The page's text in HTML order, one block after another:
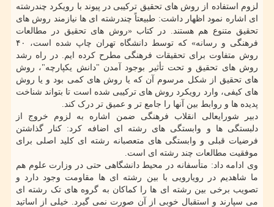
لزوم استفاده از روش های تحقیق ترکیبی در پیوند با رویکرد چندرشته
ای اشاره نمود اظهار داشت: طبیعتاً چندرشته ای ها نیازمند روش های
تحقیق متنوع هم هستند. در کتاب «روش های تحقیق در مطالعات
فرهنگی و رسانه» که توسط دانشگاه تهران چاپ شده است، ۴۰
روش متفاوت برای تحقیقات فرهنگی مطرح کرده ایم. در راه رشد
روش های تحقیق و تحت تأثیر بوجود آمدن "دانش یکپارچه"، روش
های تحقیق از شکل مرسوم آن که یا روش های کمی بود و یا روش
های کیفی، وارد رویکرد روش های ترکیبی شده است تا بتواند شناخت
پدیده ها و روابط بین آنها را جامع تر و عمیق تر درک کند.
دبیر شورایعالی انقلاب فرهنگی ضمن اشاره به لزوم خروج از
دلبستگی ها و وابستگی های رشته ای اضافه کرد: کنار گذاشتن
فرضیات قبلی و وابستگی های متعصبانه رشته ای کلید اصلی برای
موفقیت مطالعات چند رشته ای است.
وی ادامه داد: متأسفانه در محیط دانشگاهی حتی در وزارت علوم هم
ما شاهدیم در رویارویی با بین رشته ای ها مقاومت وجود دارد و
تصویب برخی بین رشته ای ها را کماکان به گروه های تک رشته ای
می سپارند و استقبال خوبی از آن صورت نمی گیرد. خیلی از اساتید